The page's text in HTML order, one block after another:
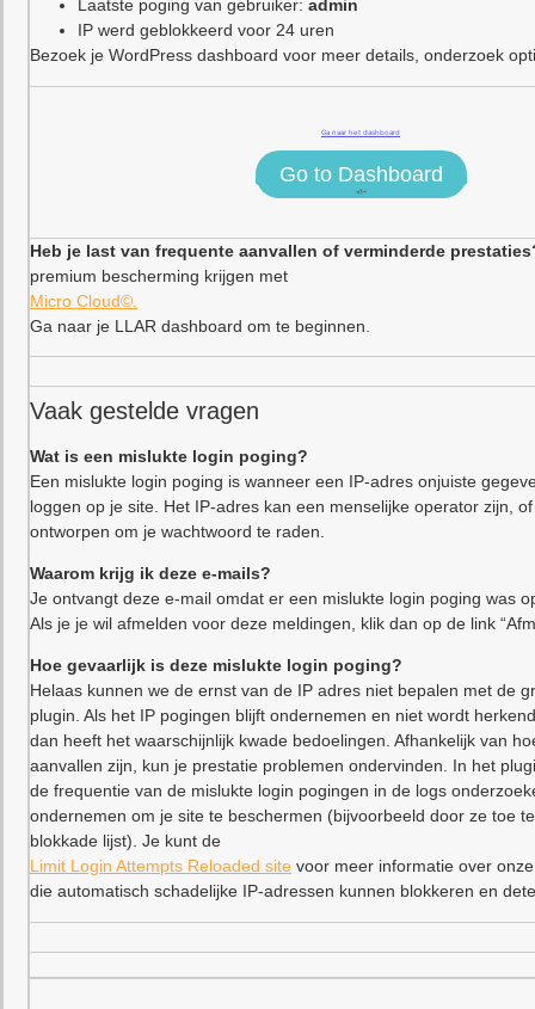
Laatste poging van gebruiker: admin
IP werd geblokkeerd voor 24 uren
Bezoek je WordPress dashboard voor meer details, onderzoek
Ga naar het dashboard
Go to Dashboard
<!–
Heb je last van frequente aanvallen of verminderde
premium bescherming krijgen met
Micro Cloud©.
Ga naar je LLAR dashboard om te beginnen.
Vaak gestelde vragen
Wat is een mislukte login poging?
Een mislukte login poging is wanneer een IP-adres onjuiste
loggen op je site. Het IP-adres kan een menselijke operator zijn,
ontworpen om je wachtwoord te raden.
Waarom krijg ik deze e-mails?
Je ontvangt deze e-mail omdat er een mislukte login poging was
Als je je wil afmelden voor deze meldingen, klik dan op de link
Hoe gevaarlijk is deze mislukte login poging?
Helaas kunnen we de ernst van de IP adres niet bepalen met de
plugin. Als het IP pogingen blijft ondernemen en niet wordt
dan heeft het waarschijnlijk kwade bedoelingen. Afhankelijk van
aanvallen zijn, kun je prestatie problemen ondervinden. In het
de frequentie van de mislukte login pogingen in de logs
ondernemen om je site te beschermen (bijvoorbeeld door ze toe
blokkade lijst). Je kunt de
Limit Login Attempts Reloaded site voor meer informatie over
die automatisch schadelijke IP-adressen kunnen blokkeren en